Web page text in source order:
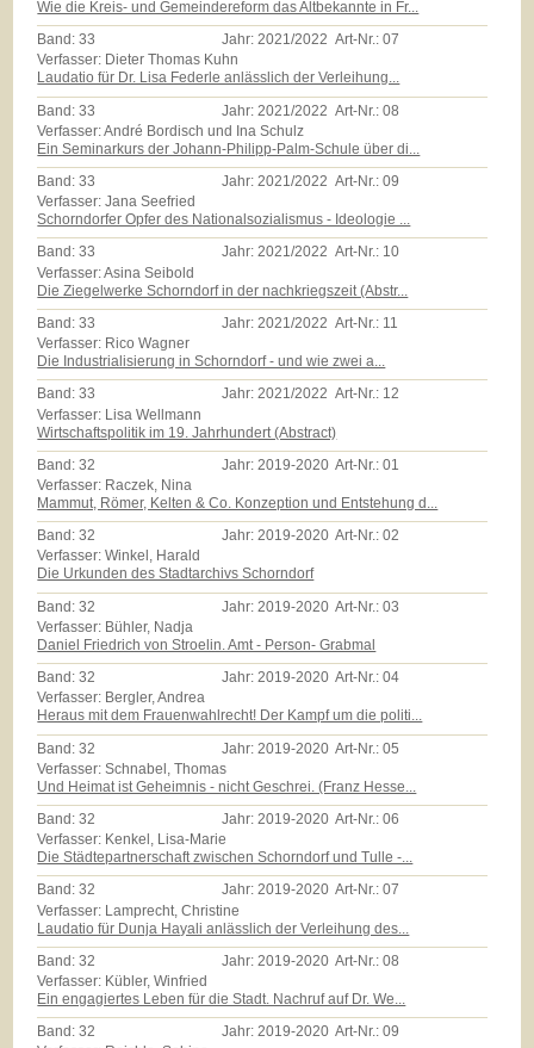
Wie die Kreis- und Gemeindereform das Altbekannte in Fr...
Band:33 Jahr:2021/2022 Art-Nr.:07
Verfasser: Dieter Thomas Kuhn
Laudatio für Dr. Lisa Federle anlässlich der Verleihung...
Band:33 Jahr: 2021/2022 Art-Nr.:08
Verfasser: André Bordisch und Ina Schulz
Ein Seminarkurs der Johann-Philipp-Palm-Schule über di...
Band:33 Jahr:2021/2022 Art-Nr.:09
Verfasser: Jana Seefried
Schorndorfer Opfer des Nationalsozialismus - Ideologie ...
Band:33 Jahr:2021/2022 Art-Nr.: 10
Verfasser: Asina Seibold
Die Ziegelwerke Schorndorf in der nachkriegszeit (Abstr...
Band:33 Jahr:2021/2022 Art-Nr.: 11
Verfasser: Rico Wagner
Die Industrialisierung in Schorndorf - und wie zwei a...
Band:33 Jahr:2021/2022 Art-Nr.: 12
Verfasser: Lisa Wellmann
Wirtschaftspolitik im 19. Jahrhundert (Abstract)
Band:32 Jahr: 2019-2020 Art-Nr.:01
Verfasser: Raczek, Nina
Mammut, Römer, Kelten & Co. Konzeption und Entstehung d...
Band:32 Jahr:2019-2020 Art-Nr.:02
Verfasser: Winkel, Harald
Die Urkunden des Stadtarchivs Schorndorf
Band:32 Jahr: 2019-2020 Art-Nr.:03
Verfasser: Bühler, Nadja
Daniel Friedrich von Stroelin. Amt - Person- Grabmal
Band:32 Jahr:2019-2020 Art-Nr.:04
Verfasser: Bergler, Andrea
Heraus mit dem Frauenwahlrecht! Der Kampf um die politi...
Band:32 Jahr: 2019-2020 Art-Nr.:05
Verfasser: Schnabel, Thomas
Und Heimat ist Geheimnis - nicht Geschrei. (Franz Hesse...
Band:32 Jahr:2019-2020 Art-Nr.:06
Verfasser: Kenkel, Lisa-Marie
Die Städtepartnerschaft zwischen Schorndorf und Tulle -...
Band:32 Jahr:2019-2020 Art-Nr.:07
Verfasser: Lamprecht, Christine
Laudatio für Dunja Hayali anlässlich der Verleihung des...
Band:32 Jahr:2019-2020 Art-Nr.:08
Verfasser: Kübler, Winfried
Ein engagiertes Leben für die Stadt. Nachruf auf Dr. We...
Band:32 Jahr:2019-2020 Art-Nr.:09